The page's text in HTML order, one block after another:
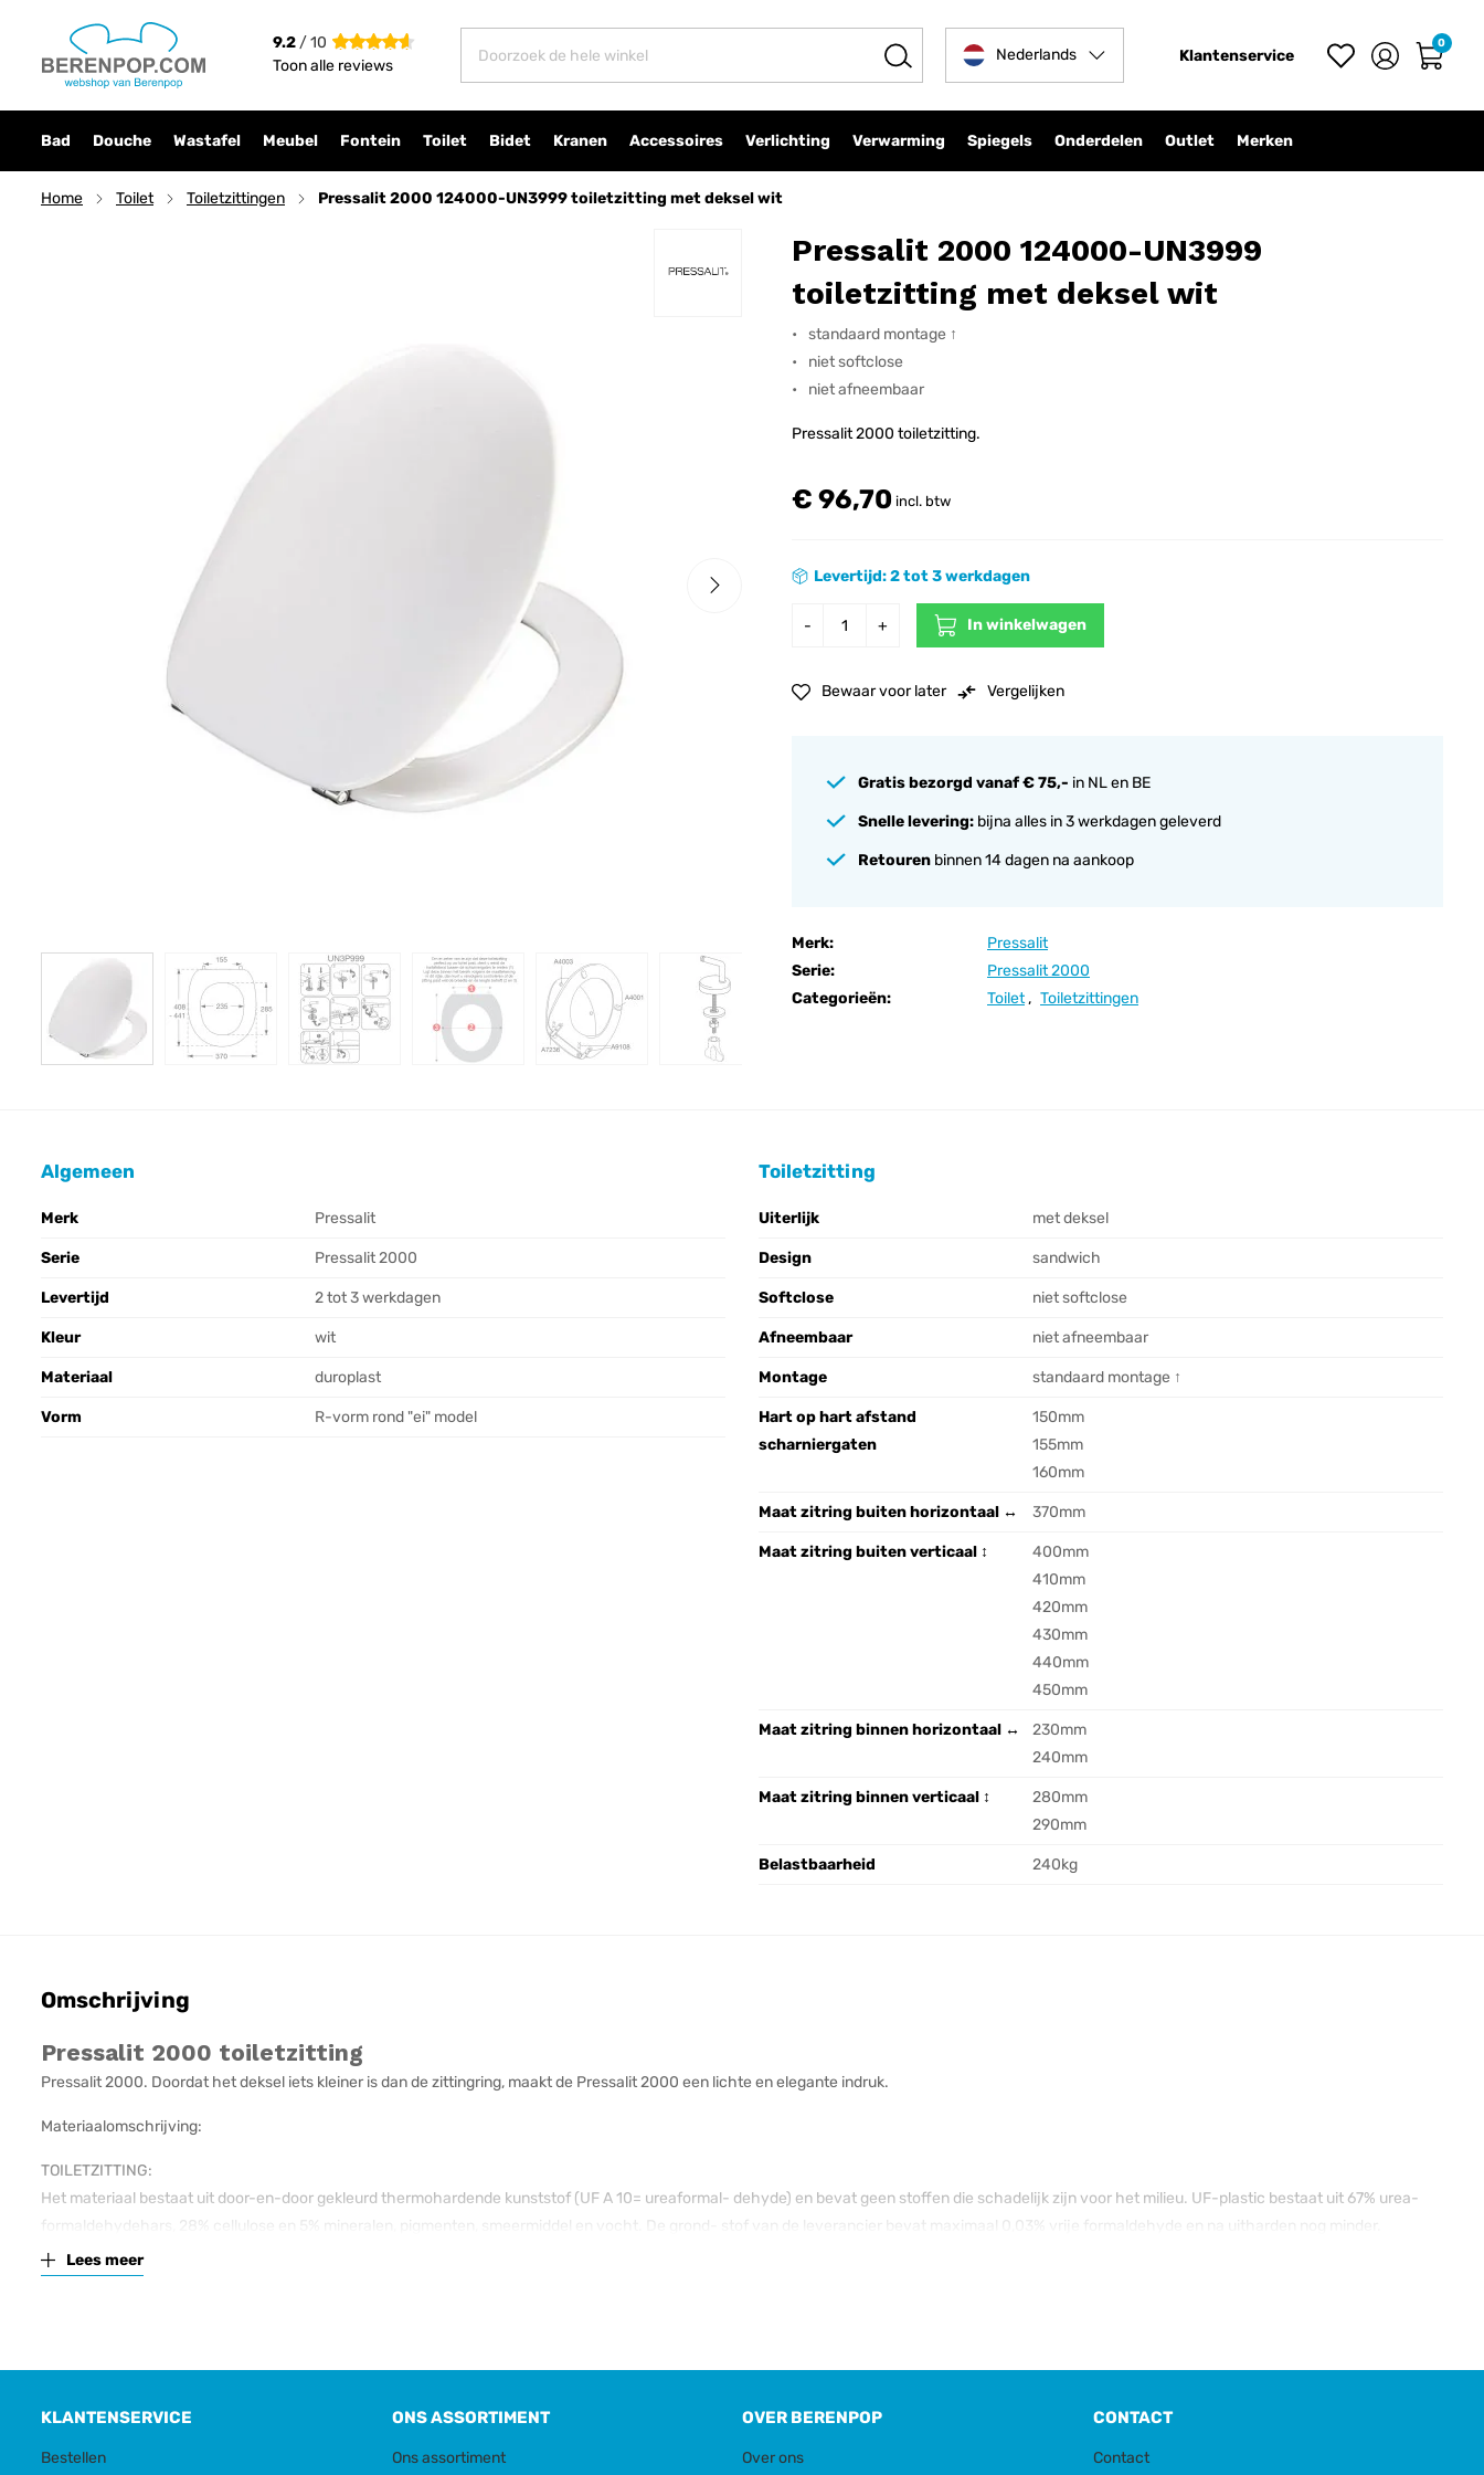
Nederlands Klantenservice
9.2 / 10
Toon alle reviews
0
Bad Douche Wastafel Meubel Fontein Toilet Bidet Kranen Accessoires Verlichting Verwarming Spiegels Onderdelen Outlet Merken
Home Toilet Toiletzittingen Pressalit 2000 124000-UN3999 toiletzitting met deksel wit
Pressalit 2000 124000-UN3999
toiletzitting met deksel wit
€ 96,70 incl. btw
Merk:
Pressalit
Serie:
Pressalit 2000
Categorieën:
Toilet , Toiletzittingen
Pressalit 2000 124000-UN3999 toiletzitting met deksel wit
€ 96,70incl. btw
+ In winkelwagen
- + In winkelwagen
Bewaar voor later Vergelijken
standaard montage ↑
niet softclose
niet afneembaar
Gratis bezorgd vanaf € 75,- in NL en BE
Snelle levering: bijna alles in 3 werkdagen geleverd
Retouren binnen 14 dagen na aankoop
Levertijd: 2 tot 3 werkdagen
Pressalit 2000 toiletzitting.
Algemeen
Merk Pressalit
Serie Pressalit 2000
Levertijd 2 tot 3 werkdagen
Kleur wit
Materiaal duroplast
Vorm R-vorm rond "ei" model
Toiletzitting
Uiterlijk met deksel
Design sandwich
Softclose niet softclose
Afneembaar niet afneembaar
Montage standaard montage ↑
Hart op hart afstand
scharniergaten
150mm
155mm
160mm
Maat zitring buiten horizontaal ↔ 370mm
Maat zitring buiten verticaal ↕
400mm
410mm
420mm
430mm
440mm
450mm
Maat zitring binnen horizontaal ↔
230mm
240mm
Maat zitring binnen verticaal ↕
280mm
290mm
Belastbaarheid 240kg
Omschrijving
Pressalit 2000 toiletzitting
Pressalit 2000. Doordat het deksel iets kleiner is dan de zittingring, maakt de Pressalit 2000 een lichte en elegante indruk.
Materiaalomschrijving:
TOILETZITTING:
Het materiaal bestaat uit door-en-door gekleurd thermohardende kunststof (UF A 10= ureaformal- dehyde) en bevat geen stoffen die schadelijk zijn voor het milieu. UF-plastic bestaat uit 67% urea-
formaldehydehars, 28% cellulose en 5% mineralen, pigmenten, smeermiddel en vocht. De grond- stof van de leverancier bevat maximaal 0,03% vrije formaldehyde en na uitharden nog minder.
BUFFERS:
Hydraulische demper met kunststof demperhuis en metalen binnenwerk. Dempingvloeistof: Olie op siliconenbasis.
SCHARNIEREN:
Lees meer
KLANTENSERVICE
Bestellen
ONS ASSORTIMENT
Ons assortiment
OVER BERENPOP
Over ons
CONTACT
Contact